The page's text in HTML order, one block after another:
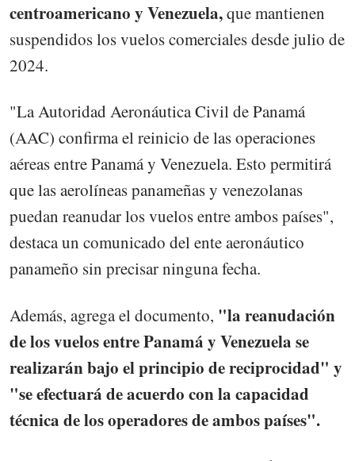
centroamericano y Venezuela,que mantienen
suspendidos los vuelos comerciales desde julio de
2024.
"La Autoridad Aeronáutica Civil de Panamá
(AAC) confirma el reinicio de las operaciones
aéreas entre Panamá y Venezuela. Esto permitirá
que las aerolíneas panameñas y venezolanas
puedan reanudar los vuelos entre ambos países",
destaca un comunicado del ente aeronáutico
panameño sin precisar ninguna fecha.
Además, agrega el documento, "la reanudación
de los vuelos entre Panamá y Venezuela se
realizarán bajo el principio de reciprocidad" y
"se efectuará de acuerdo con la capacidad
técnica de los operadores de ambos países".